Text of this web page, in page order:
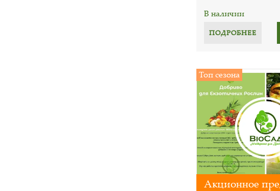
В наличии
ПОДРОБНЕЕ
Топ сезона
Акционное